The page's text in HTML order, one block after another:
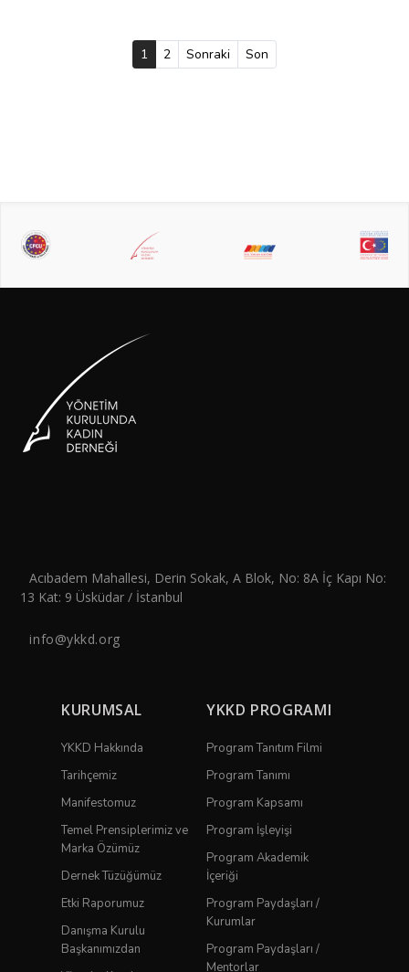
1 (current)
2 Sonraki Son
Acıbadem Mahallesi, Derin Sokak, A Blok, No: 8A İç Kapı No:
13 Kat: 9 Üsküdar / İstanbul
info@ykkd.org
KURUMSAL
YKKD Hakkında
Tarihçemiz
Manifestomuz
Temel Prensiplerimiz ve
Marka Özümüz
Dernek Tüzüğümüz
Etki Raporumuz
Danışma Kurulu
Başkanımızdan
YKKD PROGRAMI
Program Tanıtım Filmi
Program Tanımı
Program Kapsamı
Program İşleyişi
Program Akademik
İçeriği
Program Paydaşları /
Kurumlar
Program Paydaşları /
Mentorlar